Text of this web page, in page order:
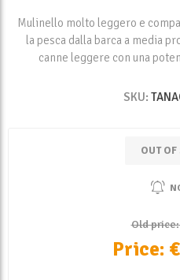
Mulinello molto leggero e
la pesca dalla barca a media
canne leggere con una
SKU:
OUT OF
Old price:
Price: